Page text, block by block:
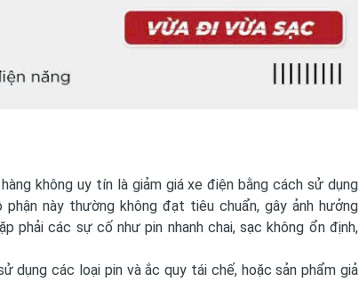
không uy tín là giảm giá xe điện bằng cách sử dụng
này thường không đạt tiêu chuẩn, gây ảnh hưởng
phải các sự cố như pin nhanh chai, sạc không ổn định,
dụng các loại pin và ắc quy tái chế, hoặc sản phẩm giả